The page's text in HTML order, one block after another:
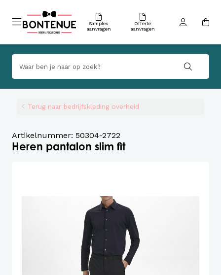
Samples
aanvragen
Offerte
aanvragen
Terug naar bedrijfskleding overheid
Artikelnummer: 50304-2722
Heren pantalon slim fit